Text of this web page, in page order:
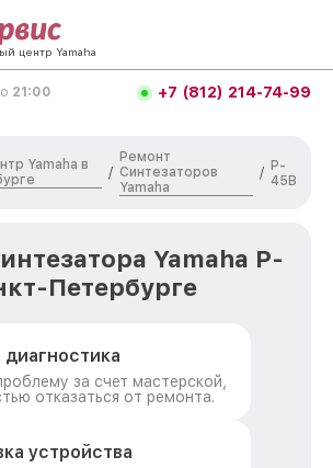
центр Yamaha
21:00 +7 (812) 214-74-99
Yamaha в
/
Ремонт
Синтезаторов
Yamaha
/ P-
45B
Yamaha P-
Петербурге
диагностика
за счет мастерской,
отказаться от ремонта.
устройства